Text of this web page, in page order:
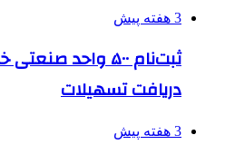
3 هفته پیش
ثبت‌نام ۵۰۰ واحد
دریافت تسهیلات
3 هفته پیش